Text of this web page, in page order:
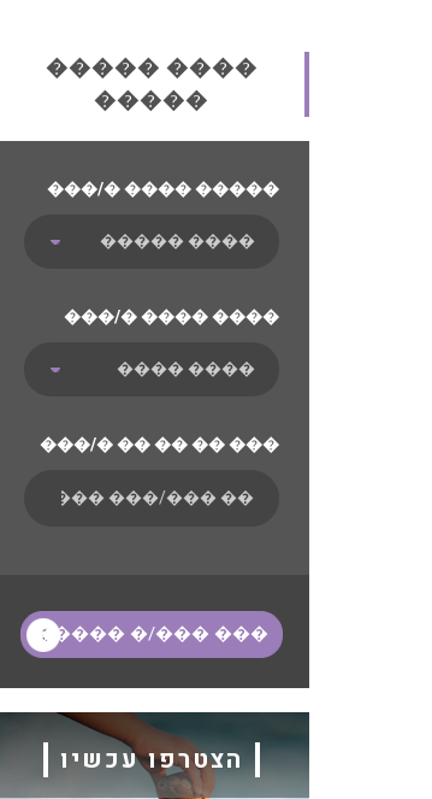
����� ����
�����
���/� ���� �����
���/� ���� ����
���/� �� �� �� ���
הצטרפו עכשיו